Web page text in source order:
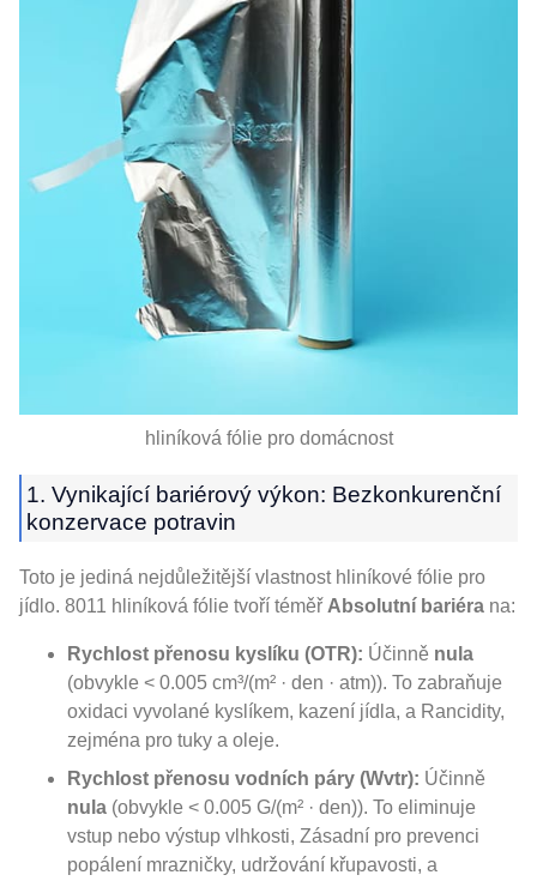
hliníková fólie pro domácnost
1. Vynikající bariérový výkon: Bezkonkurenční
konzervace potravin
Toto je jediná nejdůležitější vlastnost hliníkové fólie pro
jídlo. 8011 hliníková fólie tvoří téměř Absolutní bariéra na:
Rychlost přenosu kyslíku (OTR): Účinně nula
(obvykle < 0.005 cm³/(m² · den · atm)). To zabraňuje
oxidaci vyvolané kyslíkem, kazení jídla, a Rancidity,
zejména pro tuky a oleje.
Rychlost přenosu vodních páry (Wvtr): Účinně
nula (obvykle < 0.005 G/(m² · den)). To eliminuje
vstup nebo výstup vlhkosti, Zásadní pro prevenci
popálení mrazničky, udržování křupavosti, a